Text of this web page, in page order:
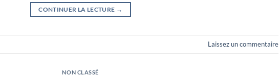
CONTINUER LA LECTURE →
Laissez un commentaire
NON CLASSÉ